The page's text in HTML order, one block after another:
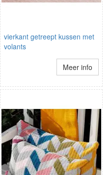
vierkant getreept kussen met
volants
Meer info